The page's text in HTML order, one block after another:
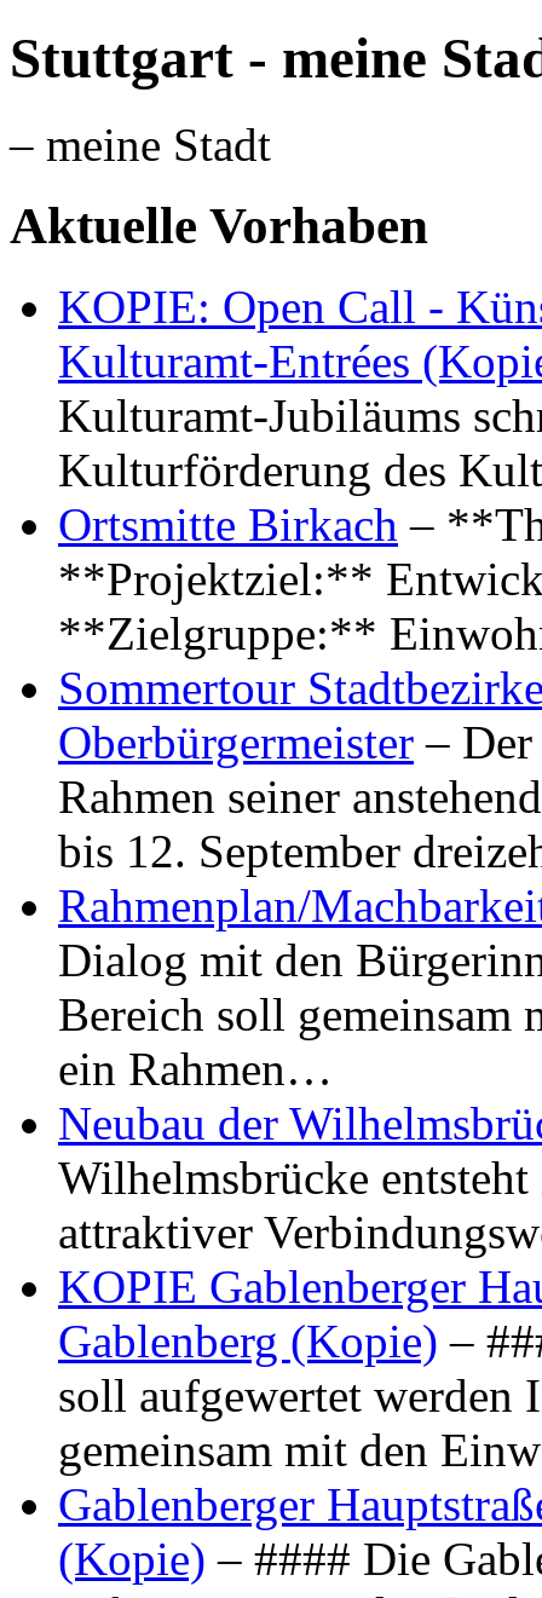
Stuttgart - meine
– meine Stadt
Aktuelle Vorhaben
KOPIE: Open Call -
Kulturamt-Entrées
Kulturamt-Jubiläums
Kulturförderung des
Ortsmitte Birkach –
**Projektziel:**
**Zielgruppe:**
Sommertour
Oberbürgermeister –
Rahmen seiner
bis 12. September
Rahmenplan/
Dialog mit den
Bereich soll gemeinsam
ein Rahmen…
Neubau der
Wilhelmsbrücke
attraktiver
KOPIE Gablenberger
Gablenberg (Kopie) –
soll aufgewertet werden
gemeinsam mit den
Gablenberger
(Kopie) – #### Die